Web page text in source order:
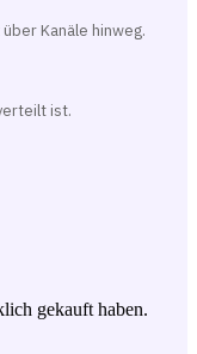
Kanäle hinweg.
ist.
gekauft haben.